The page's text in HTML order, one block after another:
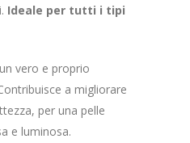
Ideale per tutti i tipi
vero e proprio
a migliorare
per una pelle
e luminosa.